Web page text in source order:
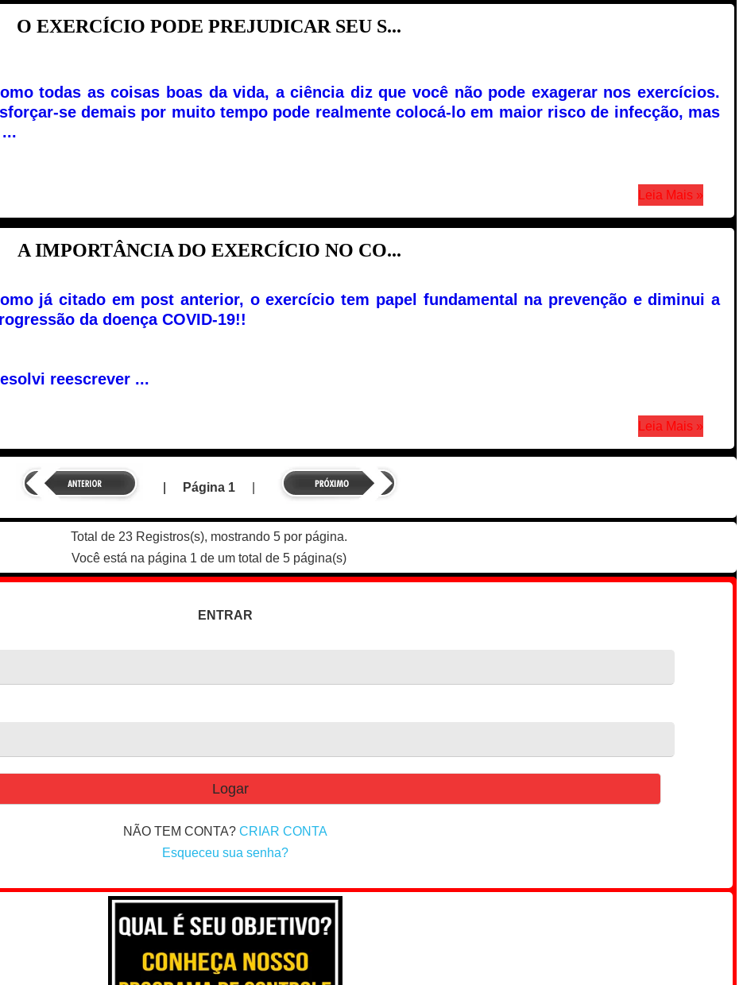
O EXERCÍCIO PODE PREJUDICAR SEU S...
todas as coisas boas da vida, a ciência diz que você não pode exagerar nos exercícios.
se demais por muito tempo pode realmente colocá-lo em maior risco de infecção, mas
Leia Mais »
A IMPORTÂNCIA DO EXERCÍCIO NO CO...
já citado em post anterior, o exercício tem papel fundamental na prevenção e diminui a
da doença COVID-19!!
reescrever ...
Leia Mais »
Página 1
Total de 23 Registros(s), mostrando 5 por página.
Você está na página 1 de um total de 5 página(s)
ENTRAR
NÃO TEM CONTA? CRIAR CONTA
Esqueceu sua senha?